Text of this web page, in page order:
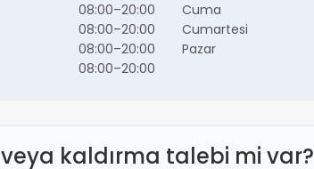
08:00–20:00
08:00–20:00
08:00–20:00
08:00–20:00
Cuma
Cumartesi
Pazar
kaldırma talebi mi var?